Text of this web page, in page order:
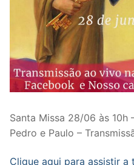
Santa Missa 28/06 às 10h
Pedro e Paulo –
Clique aqui para assistir a